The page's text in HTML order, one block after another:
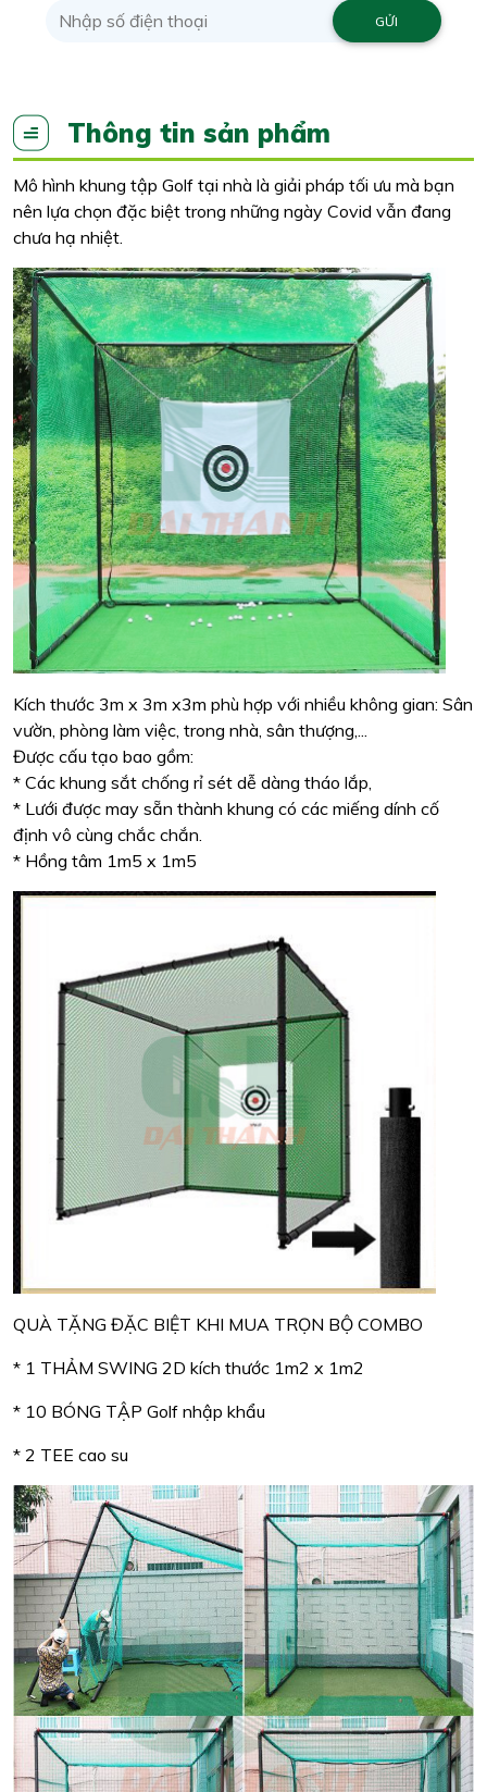
Thông tin sản phẩm
Mô hình khung tập Golf tại nhà là giải pháp tối ưu mà bạn
nên lựa chọn đặc biệt trong những ngày Covid vẫn đang
chưa hạ nhiệt.
Kích thước 3m x 3m x3m phù hợp với nhiều không gian: Sân
vườn, phòng làm việc, trong nhà, sân thượng,...
Được cấu tạo bao gồm:
* Các khung sắt chống rỉ sét dễ dàng tháo lắp,
* Lưới được may sẵn thành khung có các miếng dính cố
định vô cùng chắc chắn.
* Hồng tâm 1m5 x 1m5
QUÀ TẶNG ĐẶC BIỆT KHI MUA TRỌN BỘ COMBO
* 1 THẢM SWING 2D kích thước 1m2 x 1m2
* 10 BÓNG TẬP Golf nhập khẩu
* 2 TEE cao su